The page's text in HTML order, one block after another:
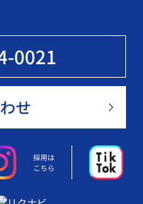
0021
せ
採用は
こちら